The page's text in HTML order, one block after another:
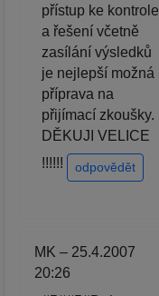
přístup ke kontrole
a řešení včetně
zasílání výsledků
je nejlepší možná
příprava na
přijímací zkoušky.
DĚKUJI VELICE
!!!!!!
odpovědět
MK – 25.4.2007
20:26